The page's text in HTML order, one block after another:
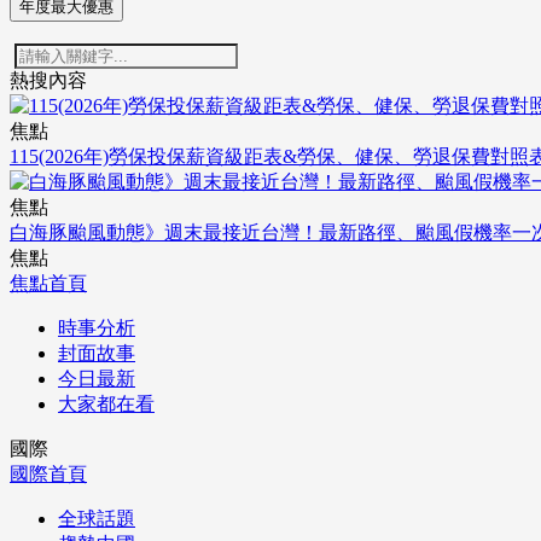
年度最大優惠
熱搜內容
焦點
115(2026年)勞保投保薪資級距表&勞保、健保、勞退保費對照
焦點
白海豚颱風動態》週末最接近台灣！最新路徑、颱風假機率一
焦點
焦點首頁
時事分析
封面故事
今日最新
大家都在看
國際
國際首頁
全球話題